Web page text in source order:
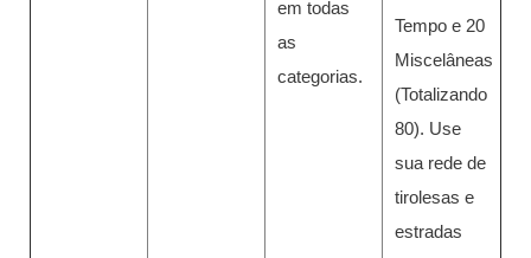
em todas
as
categorias.
Tempo e 20
Miscelâneas
(Totalizando
80). Use
sua rede de
tirolesas e
estradas